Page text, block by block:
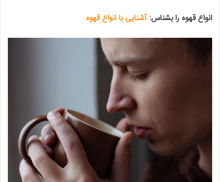
انواع قهوه را بشناس:آشنایی با انواع قهوه